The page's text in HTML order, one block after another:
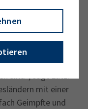
dass in
von der
2G gilt, zumal
anders als in
seit dem 24.
sind“, sagt Lutz.
mit einer
Geimpfte und